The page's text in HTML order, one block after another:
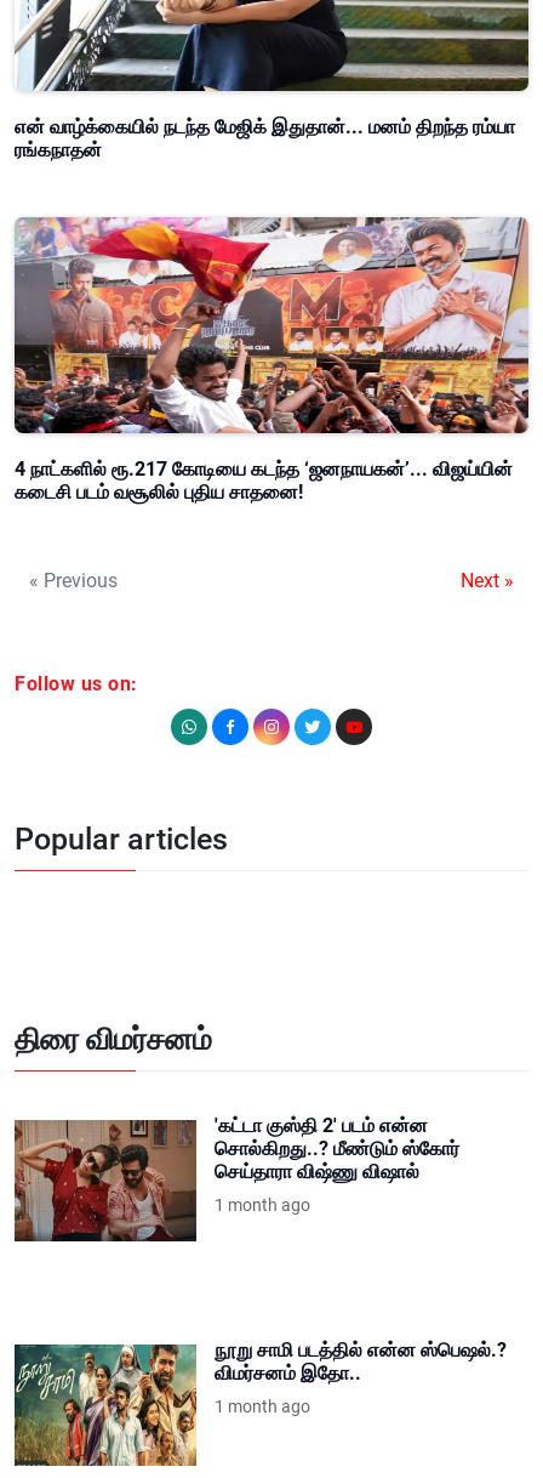
என் வாழ்க்கையில் நடந்த மேஜிக் இதுதான்... மனம் திறந்த ரம்யா
ரங்கநாதன்
4 நாட்களில் ரூ.217 கோடியை கடந்த ‘ஜனநாயகன்’... விஜய்யின்
கடைசி படம் வசூலில் புதிய சாதனை!
« Previous Next »
Follow us on:
Popular articles
திரை விமர்சனம்
'கட்டா குஸ்தி 2' படம் என்ன
சொல்கிறது..? மீண்டும் ஸ்கோர்
செய்தாரா விஷ்ணு விஷால்
1 month ago
நூறு சாமி படத்தில் என்ன ஸ்பெஷல்.?
விமர்சனம் இதோ..
1 month ago